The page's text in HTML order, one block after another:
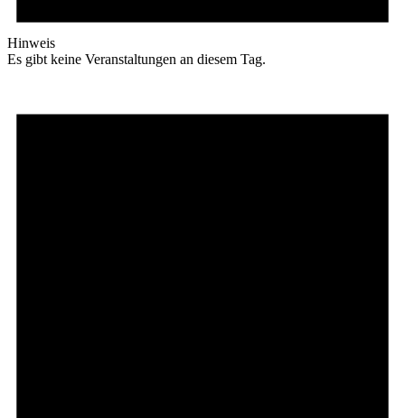
Hinweis
Es gibt keine Veranstaltungen an diesem Tag.